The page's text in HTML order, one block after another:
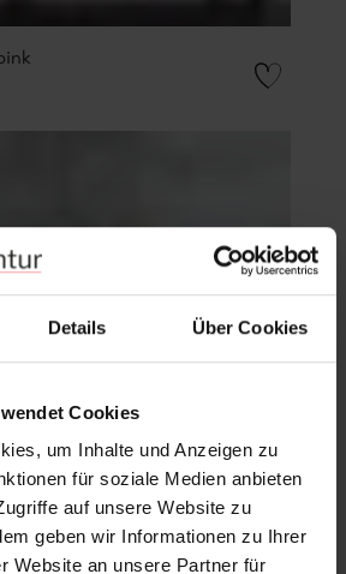
Details Über Cookies
Cookies
um Inhalte und Anzeigen zu
für soziale Medien anbieten
auf unsere Website zu
geben wir Informationen zu Ihrer
Website an unsere Partner für